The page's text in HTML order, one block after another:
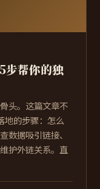
步帮你的独
头。这篇文章不
地的步骤：怎么
数据吸引链接、
护外链关系。直